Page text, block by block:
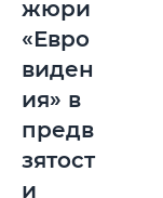
жюри
«Евро
виден
ия» в
предв
зятост
и